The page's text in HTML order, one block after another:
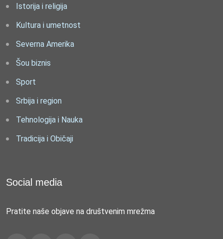
Istorija i religija
Kultura i umetnost
Severna Amerika
Šou biznis
Sport
Srbija i region
Tehnologija i Nauka
Tradicija i Običaji
Social media
Pratite naše objave na društvenim mrežma